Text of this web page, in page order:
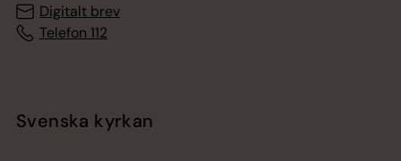
Digitalt brev
Telefon 112
Svenska kyrkan